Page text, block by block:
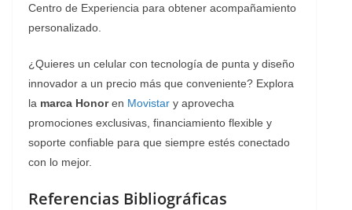
Centro de Experiencia para obtener acompañamiento
personalizado.
¿Quieres un celular con tecnología de punta y diseño
innovador a un precio más que conveniente? Explora
la marca Honoren Movistar y aprovecha
promociones exclusivas, financiamiento flexible y
soporte confiable para que siempre estés conectado
con lo mejor.
Referencias Bibliográficas